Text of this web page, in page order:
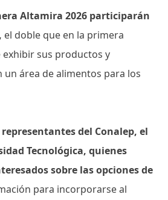
Altamira 2026 participarán
el doble que en la primera
exhibir sus productos y
un área de alimentos para los
del Conalep, el
Tecnológica, quienes
sobre las opciones de
para incorporarse al